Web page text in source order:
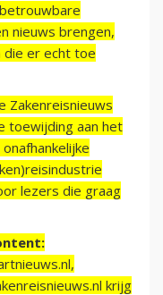
nieuws brengen,
die er echt toe
Zakenreisnieuws
toewijding aan het
lezers die graag
krijg